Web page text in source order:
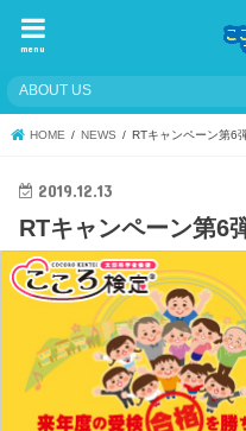
menu
ABOUT US
HOME NEWS RTキャンペーン第
2019.12.13
RTキャンペーン第